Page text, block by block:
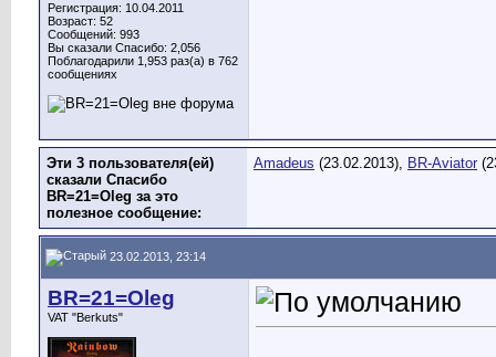
Регистрация: 10.04.2011
Возраст: 52
Сообщений: 993
Вы сказали Спасибо: 2,056
Поблагодарили 1,953 раз(а) в 762
сообщениях
Эти 3 пользователя(ей)
сказали Спасибо
BR=21=Oleg за это
полезное сообщение:
Amadeus (23.02.2013), BR-Aviator
23.02.2013, 23:14
BR=21=Oleg
VAT "Berkuts"